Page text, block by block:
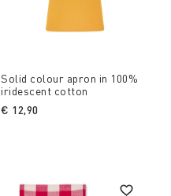
Solid colour apron in 100%
iridescent cotton
€ 12,90